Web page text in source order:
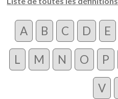
A B C D E
L M N O P
V